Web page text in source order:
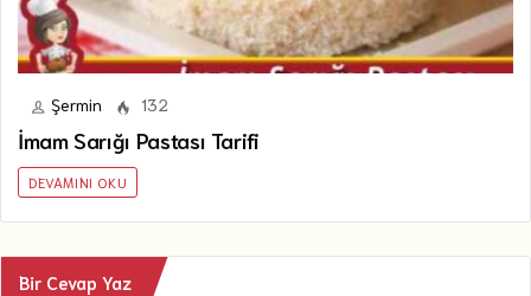
Şermin 132
İmam Sarığı Pastası Tarifi
DEVAMINI OKU
Bir Cevap Yaz